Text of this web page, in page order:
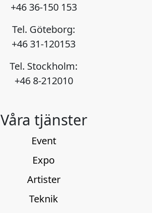
+46 36-150 153
Tel. Göteborg:
+46 31-120153
Tel. Stockholm:
+46 8-212010
Våra tjänster
Event
Expo
Artister
Teknik